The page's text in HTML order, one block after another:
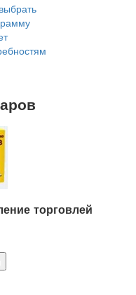
торговлей